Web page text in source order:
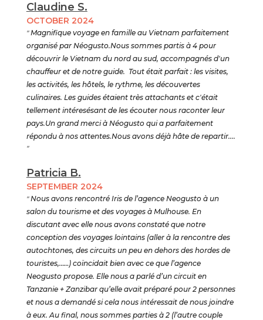
Claudine S.
OCTOBER 2024
"Magnifique voyage en famille au Vietnam parfaitement
organisé par Néogusto.Nous sommes partis à 4 pour
découvrir le Vietnam du nord au sud, accompagnés d'un
chauffeur et de notre guide. Tout était parfait : les visites,
les activités, les hôtels, le rythme, les découvertes
culinaires. Les guides étaient très attachants et c'était
tellement intéresésant de les écouter nous raconter leur
pays.Un grand merci à Néogusto qui a parfaitement
répondu à nos attentes.Nous avons déjà hâte de repartir....
"
Patricia B.
SEPTEMBER 2024
"Nous avons rencontré Iris de l’agence Neogusto à un
salon du tourisme et des voyages à Mulhouse. En
discutant avec elle nous avons constaté que notre
conception des voyages lointains (aller à la rencontre des
autochtones, des circuits un peu en dehors des hordes de
touristes,……) coïncidait bien avec ce que l’agence
Neogusto propose. Elle nous a parlé d’un circuit en
Tanzanie + Zanzibar qu’elle avait préparé pour 2 personnes
et nous a demandé si cela nous intéressait de nous joindre
à eux. Au final, nous sommes parties à 2 (l’autre couple